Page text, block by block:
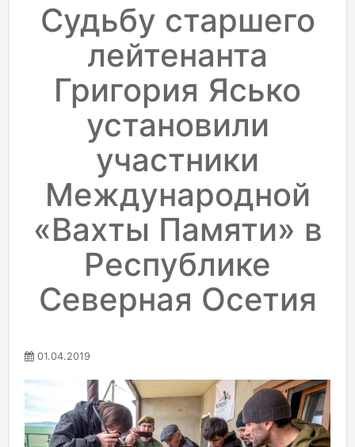
Судьбу старшего
лейтенанта
Григория Ясько
установили
участники
Международной
«Вахты Памяти» в
Республике
Северная Осетия
01.04.2019